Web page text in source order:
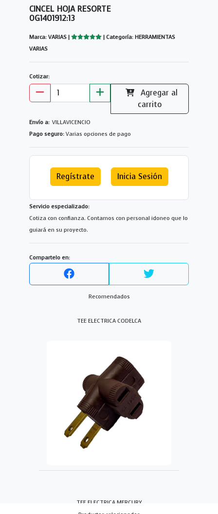
CINCEL HOJA RESORTE
0G1401912:13
Marca: VARIAS |
| Categoría: HERRAMIENTAS
VARIAS
Cotizar:
Agregar al
carrito
Envío a: VILLAVICENCIO
Pago seguro: Varias opciones de pago
Regístrate Inicia Sesión
Servicio especializado:
Cotiza con confianza. Contamos con personal idoneo que lo
guiará en su proyecto.
Compartelo en:
Recomendados
TEE ELECTRICA CODELCA
TEE ELECTRICA MERCURY